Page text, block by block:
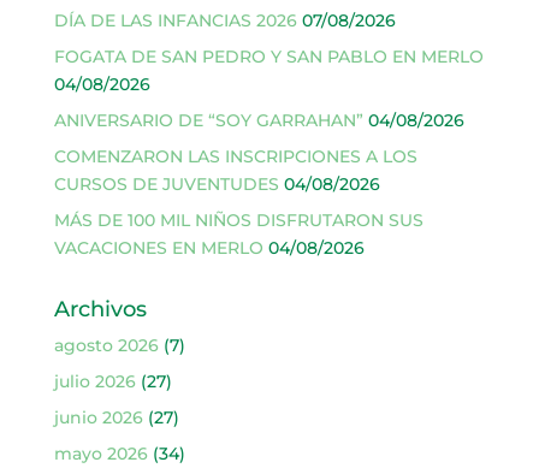
DÍA DE LAS INFANCIAS 2026 07/08/2026
FOGATA DE SAN PEDRO Y SAN PABLO EN MERLO
04/08/2026
ANIVERSARIO DE “SOY GARRAHAN” 04/08/2026
COMENZARON LAS INSCRIPCIONES A LOS
CURSOS DE JUVENTUDES 04/08/2026
MÁS DE 100 MIL NIÑOS DISFRUTARON SUS
VACACIONES EN MERLO 04/08/2026
Archivos
agosto 2026(7)
julio 2026(27)
junio 2026(27)
mayo 2026(34)